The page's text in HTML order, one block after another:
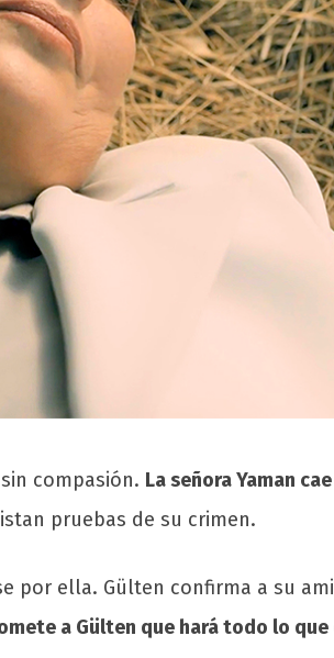
compasión. La señora Yaman
pruebas de su crimen.
por ella. Gülten confirma a su
a Gülten que hará todo lo que